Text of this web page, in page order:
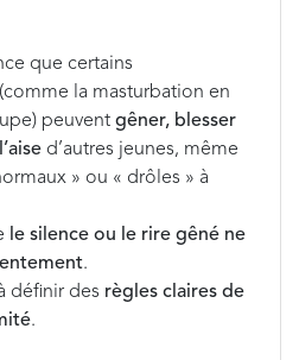
que certains
la masturbation en
peuvent gêner, blesser
d’autres jeunes, même
» ou « drôles » à
le silence ou le rire gêné ne
.
définir des règles claires de
.